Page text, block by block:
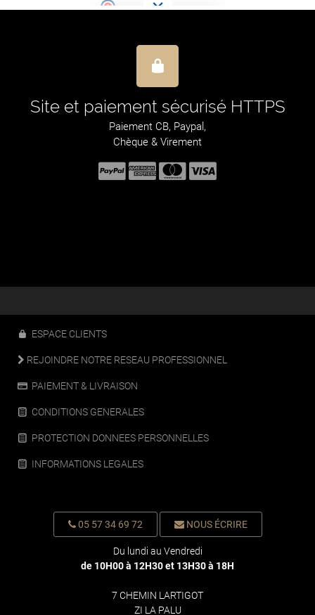
Site et paiement sécurisé HTTPS
Paiement CB, Paypal,
Chèque & Virement
ESPACE CLIENTS
REJOINDRE NOTRE RESEAU PROFESSIONNEL
PAIEMENT & LIVRAISON
CONDITIONS GENERALES
PROTECTION DONNEES PERSONNELLES
INFORMATIONS LEGALES
05 57 34 69 72 NOUS ÉCRIRE
Du lundi au Vendredi
de 10H00 à 12H30 et 13H30 à 18H
7 CHEMIN LARTIGOT
ZI LA PALU